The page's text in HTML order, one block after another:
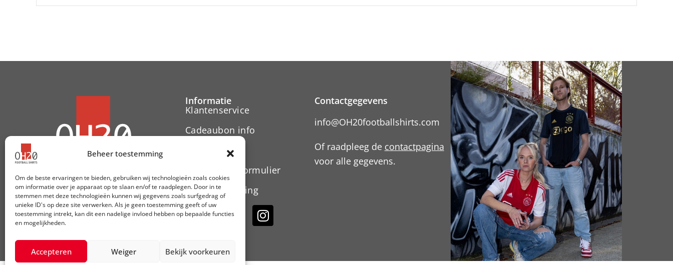
Beheer toestemming
Om de beste ervaringen te bieden, gebruiken wij technologieën zoals cookies
om informatie over je apparaat op te slaan en/of te raadplegen. Door in te
stemmen met deze technologieën kunnen wij gegevens zoals surfgedrag of
unieke ID's op deze site verwerken. Als je geen toestemming geeft of uw
toestemming intrekt, kan dit een nadelige invloed hebben op bepaalde functies
en mogelijkheden.
Accepteren Weiger Bekijk voorkeuren
Informatie
Klantenservice
Cadeaubon info
Herroepingsformulier
Cookieverklaring
Volg ons:
Contactgegevens
info@OH20footballshirts.com
Of raadpleeg de contactpagina
voor alle gegevens.